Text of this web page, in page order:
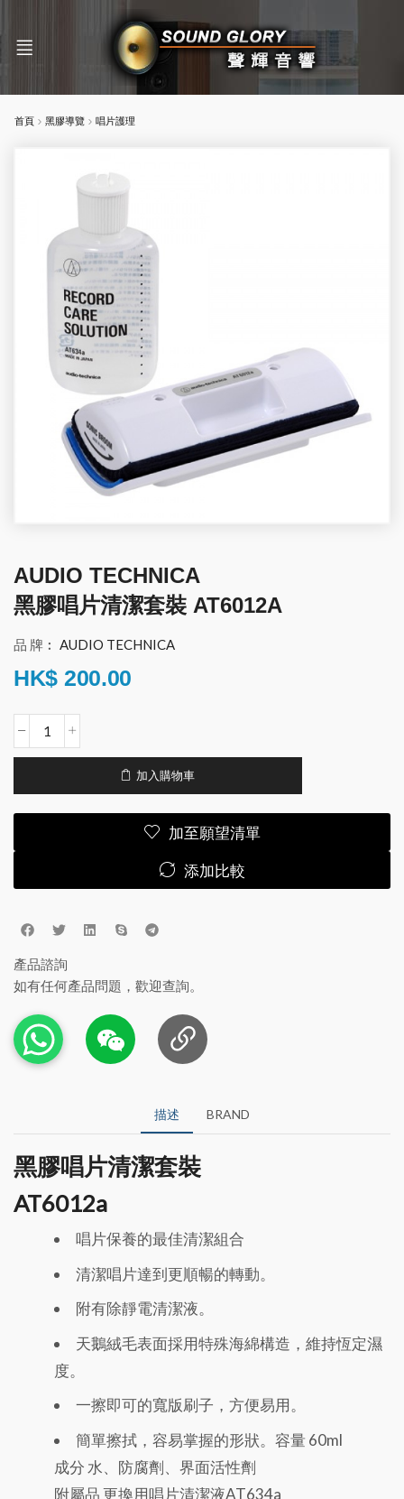
首頁 黑膠導覽 唱片護理
AUDIO TECHNICA
黑膠唱片清潔套裝 AT6012A
品 牌︰ AUDIO TECHNICA
HK$ 200.00
加入購物車
加至願望清單
添加比較
產品諮詢
如有任何產品問題，歡迎查詢。
描述 BRAND
黑膠唱片清潔套裝
AT6012a
唱片保養的最佳清潔組合
清潔唱片達到更順暢的轉動。
附有除靜電清潔液。
天鵝絨毛表面採用特殊海綿構造，維持恆定濕
度。
一擦即可的寬版刷子，方便易用。
簡單擦拭，容易掌握的形狀。容量 60ml
成分 水、防腐劑、界面活性劑
附屬品 更換用唱片清潔液AT634a